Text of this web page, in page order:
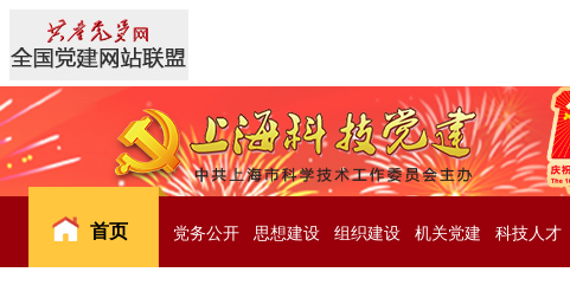
首页 党务公开 思想建设 组织建设 机关党建 科技人才